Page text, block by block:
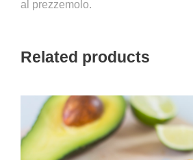
al prezzemolo.
Related products